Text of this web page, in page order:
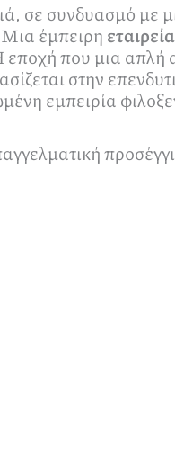
σε συνδυασμό με
Μια έμπειρη
που μια
στην
εμπειρία